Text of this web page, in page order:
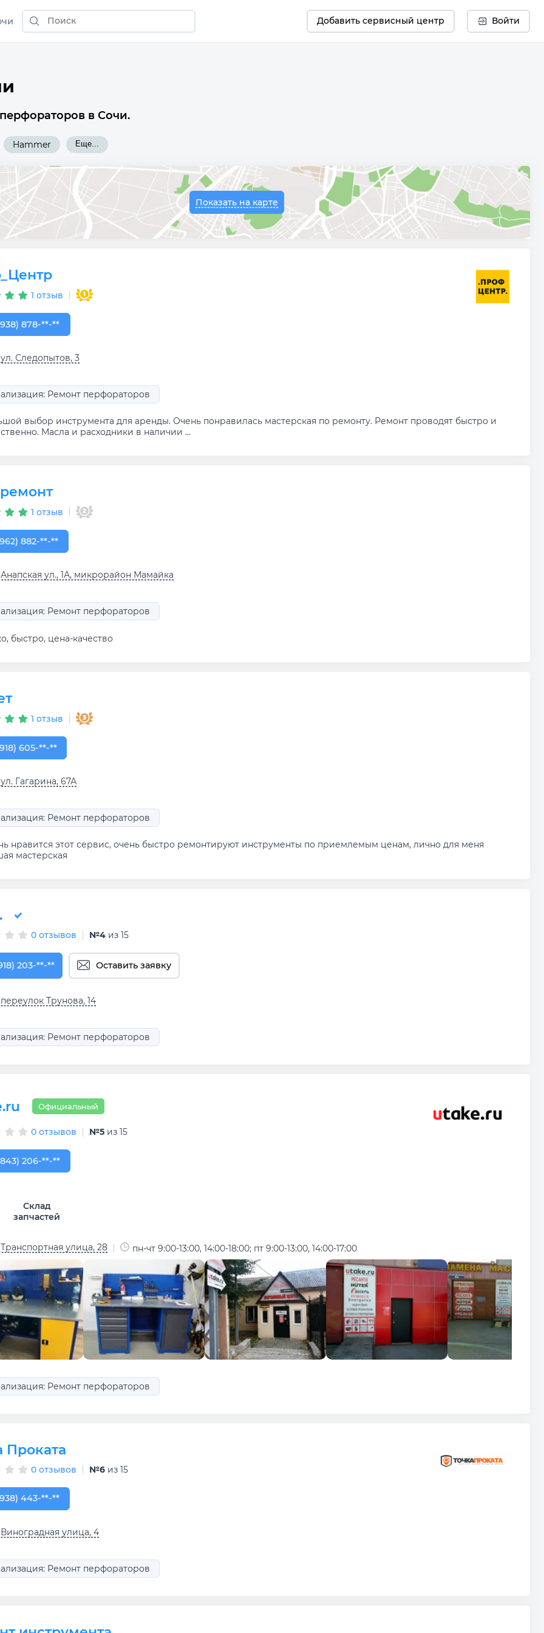
Добавить сервисный центр Войти
в Сочи.
Hammer Еще...
Показать на карте
1 отзыв
878-00-22
878-**-**
Следопытов, 3
Ремонт перфораторов
выбор инструмента для аренды. Очень понравилась мастерская по ремонту. Ремонт проводят быстро и
Масла и расходники в наличии ...
1 отзыв
882-32-77
882-**-**
ул., 1А, микрорайон Мамайка
Ремонт перфораторов
быстро, цена-качество
1 отзыв
605-57-57
605-**-**
Гагарина, 67А
Ремонт перфораторов
нравится этот сервис, очень быстро ремонтируют инструменты по приемлемым ценам, лично для меня
мастерская
0 отзывов №4 из 15
203-17-16
203-**-** Оставить заявку
Трунова, 14
Ремонт перфораторов
Официальный
0 отзывов №5 из 15
206-03-65
206-**-**
Склад
запчастей
улица, 28 пн-чт 9:00-13:00, 14:00-18:00; пт 9:00-13:00, 14:00-17:00
Ремонт перфораторов
Проката
0 отзывов №6 из 15
443-45-55
443-**-**
улица, 4
Ремонт перфораторов